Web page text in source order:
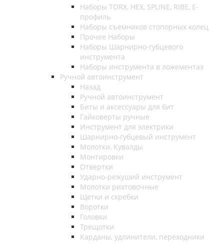
Наборы TORX, HEX, SPLINE, RIBE, E-
профиль
Наборы съемников стопорных колец
Прочее Наборы
Наборы Шарнирно-губцевого
инструмента
Наборы инструмента в ложементах
Ручной автоинструмент
Назад
Ручной автоинструмент
Биты и аксессуары для бит
Гайковерты ручные
Инструмент для электрики
Шарнирно-губцевый инструмент
Молотки, Кувалды
Монтировки
Отвертки
Ударно-режуший инструмент
Молотки рихтовочные
Щетки и скребки
Воротки
Головки
Трещотки
Карданы, удлинители, переходники